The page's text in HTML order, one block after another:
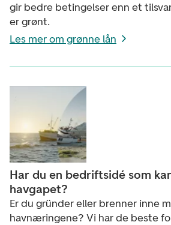
gir bedre betingelser enn et
er grønt.
Les mer om grønne lån
Har du en bedriftsidé som
havgapet?
Er du gründer eller brenner inne
havnæringene? Vi har de beste